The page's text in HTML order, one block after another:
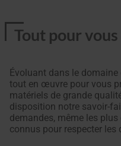
Tout pour
Évoluant dans le
tout en œuvre pour vous
matériels de grande
disposition notre savoir-
demandes, même les
connus pour respecter les